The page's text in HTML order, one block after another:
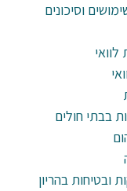
וסיכונים